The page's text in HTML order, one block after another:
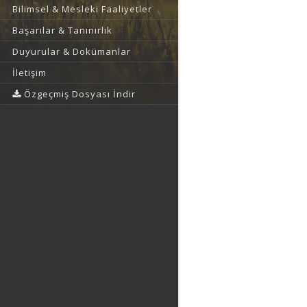
Bilimsel & Mesleki Faaliyetler
Başarılar & Tanınırlık
Duyurular & Dokümanlar
İletişim
Özgeçmiş Dosyası İndir